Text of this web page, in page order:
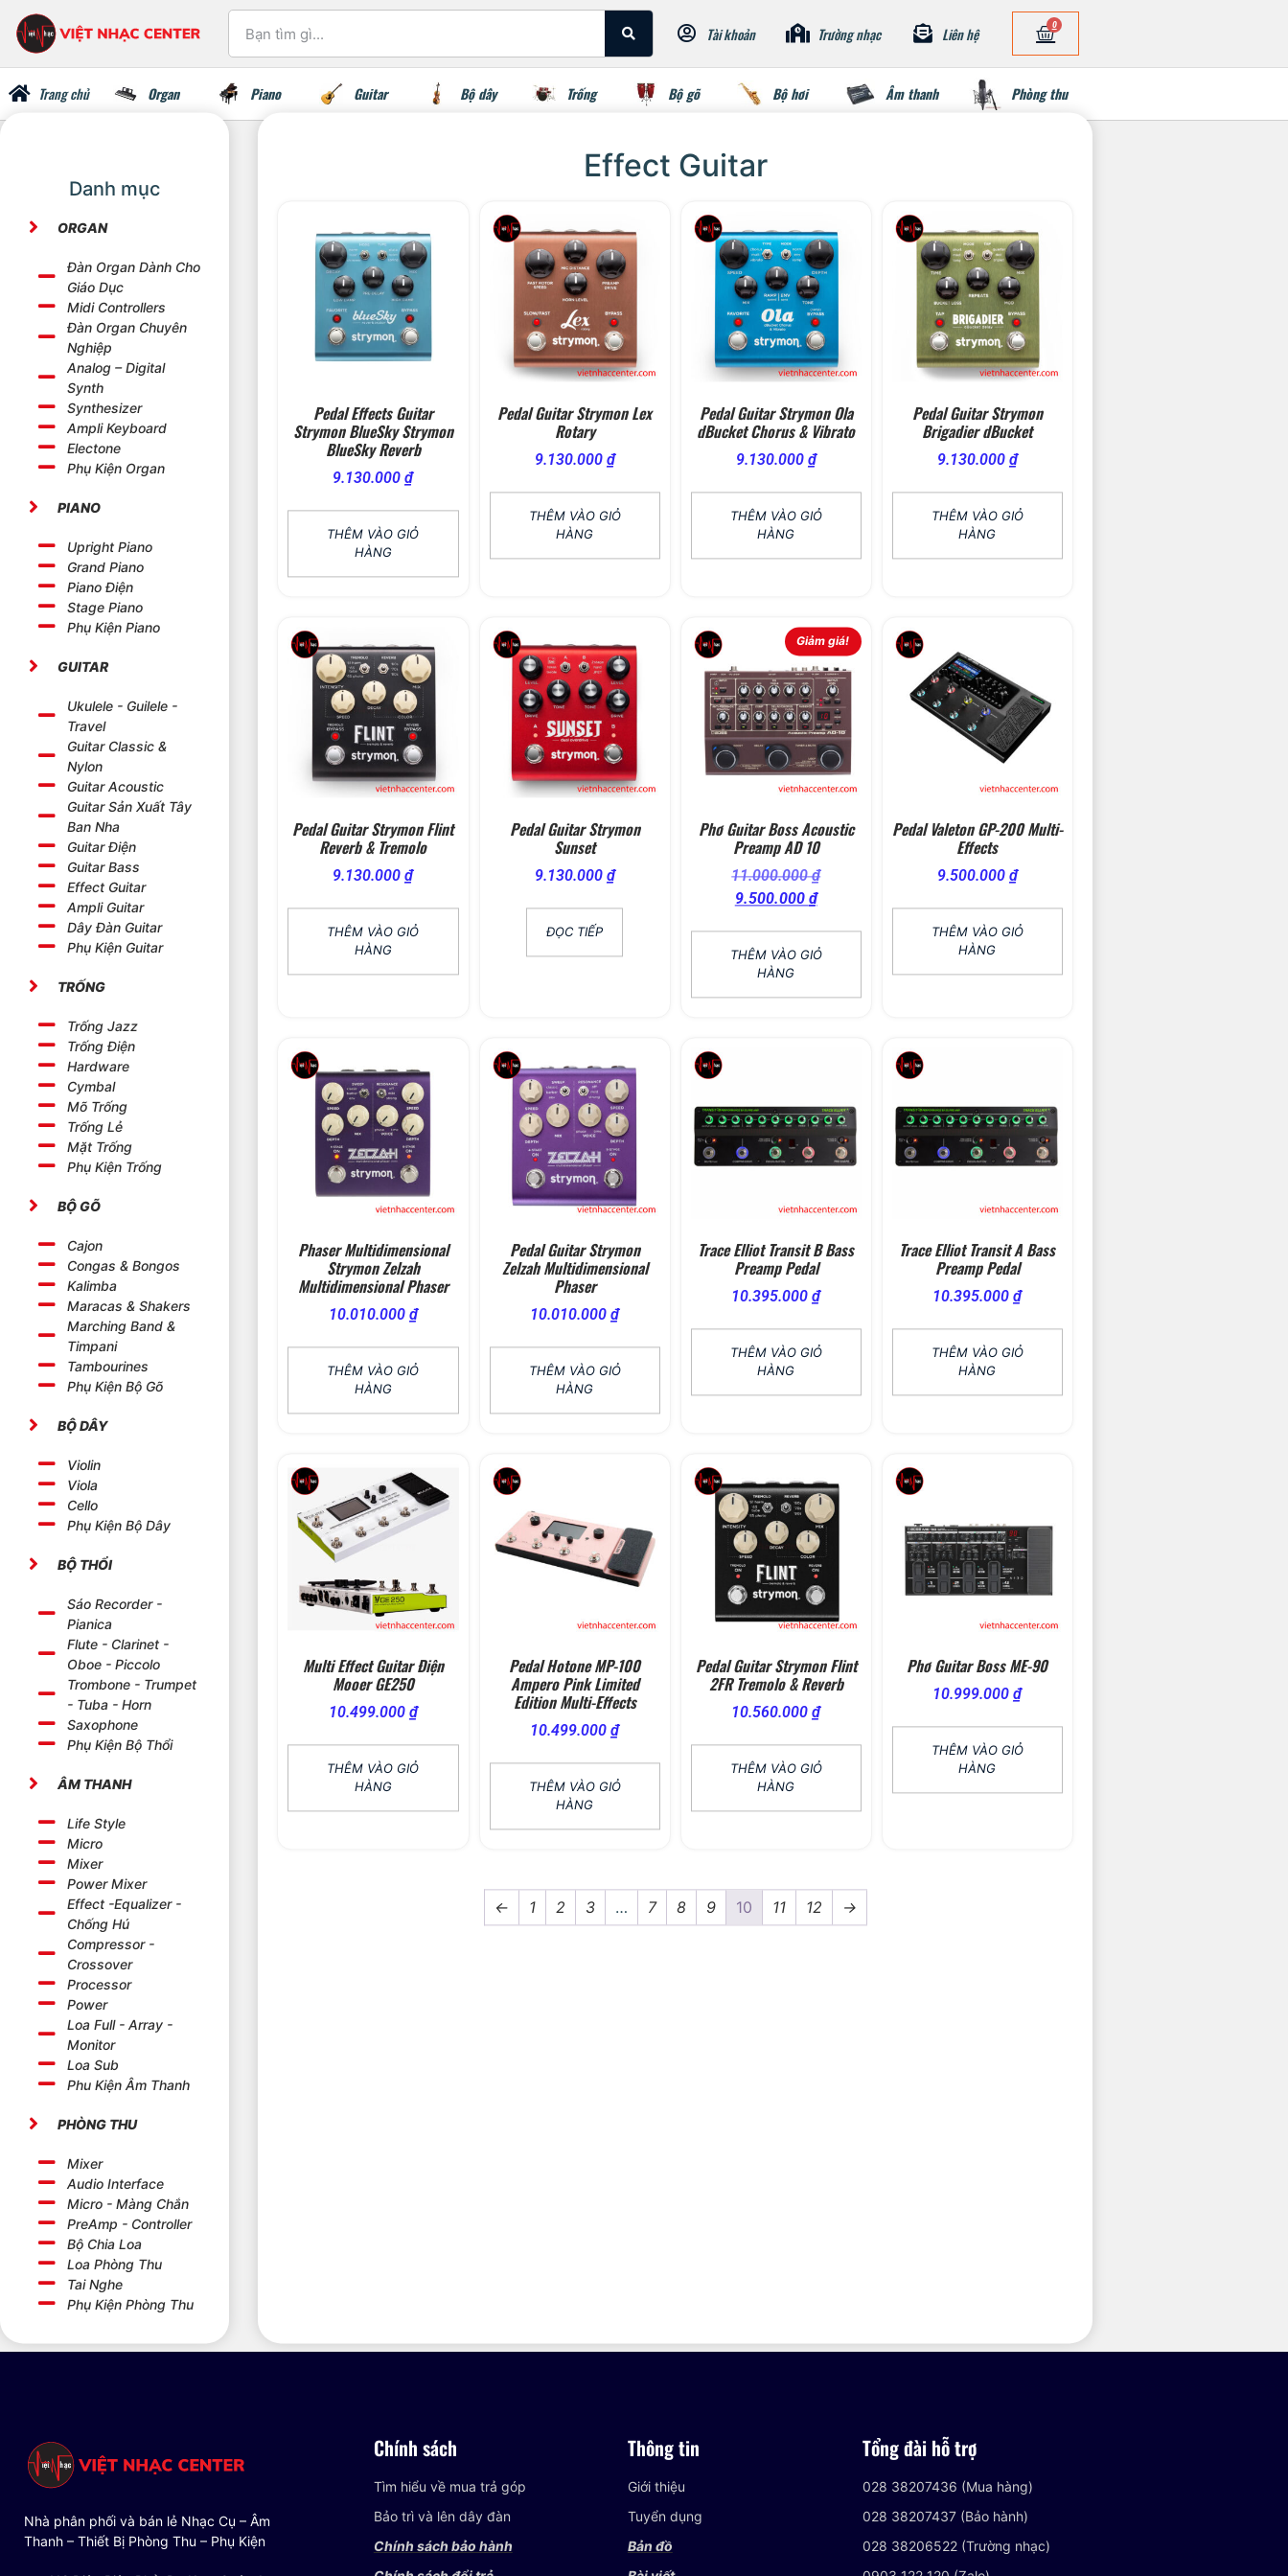
Tài khoản Trường nhạc Liên hệ 0
Trang chủ Organ Piano Guitar Bộ dây Trống Bộ gõ Bộ hơi Âm thanh Phòng thu
Danh mục
ORGAN
Đàn Organ Dành Cho
Giáo Dục
Midi Controllers
Đàn Organ Chuyên
Nghiệp
Analog – Digital
Synth
Synthesizer
Ampli Keyboard
Electone
Phụ Kiện Organ
PIANO
Upright Piano
Grand Piano
Piano Điện
Stage Piano
Phụ Kiện Piano
GUITAR
Ukulele - Guilele -
Travel
Guitar Classic &
Nylon
Guitar Acoustic
Guitar Sản Xuất Tây
Ban Nha
Guitar Điện
Guitar Bass
Effect Guitar
Ampli Guitar
Dây Đàn Guitar
Phụ Kiện Guitar
TRỐNG
Trống Jazz
Trống Điện
Hardware
Cymbal
Mõ Trống
Trống Lẻ
Mặt Trống
Phụ Kiện Trống
BỘ GÕ
Cajon
Congas & Bongos
Kalimba
Maracas & Shakers
Marching Band &
Timpani
Tambourines
Phụ Kiện Bộ Gõ
BỘ DÂY
Violin
Viola
Cello
Phụ Kiện Bộ Dây
BỘ THỔI
Sáo Recorder -
Pianica
Flute - Clarinet -
Oboe - Piccolo
Trombone - Trumpet
- Tuba - Horn
Saxophone
Phụ Kiện Bộ Thổi
ÂM THANH
Life Style
Micro
Mixer
Power Mixer
Effect -Equalizer -
Chống Hú
Compressor -
Crossover
Processor
Power
Loa Full - Array -
Monitor
Loa Sub
Phu Kiện Âm Thanh
PHÒNG THU
Mixer
Audio Interface
Micro - Màng Chắn
PreAmp - Controller
Bộ Chia Loa
Loa Phòng Thu
Tai Nghe
Phụ Kiện Phòng Thu
Effect Guitar
Pedal Effects Guitar
Strymon BlueSky Strymon
BlueSky Reverb
9.130.000₫
THÊM VÀO GIỎ
HÀNG
Pedal Guitar Strymon Lex
Rotary
9.130.000 ₫
THÊM VÀO GIỎ
HÀNG
Pedal Guitar Strymon Ola
dBucket Chorus & Vibrato
9.130.000 ₫
THÊM VÀO GIỎ
HÀNG
Pedal Guitar Strymon
Brigadier dBucket
9.130.000 ₫
THÊM VÀO GIỎ
HÀNG
Pedal Guitar Strymon Flint
Reverb & Tremolo
9.130.000₫
THÊM VÀO GIỎ
HÀNG
Pedal Guitar Strymon
Sunset
9.130.000 ₫
ĐỌC TIẾP
Giảm giá!
Phơ Guitar Boss Acoustic
Preamp AD 10
11.000.000₫
9.500.000 ₫
THÊM VÀO GIỎ
HÀNG
Pedal Valeton GP-200 Multi-
Effects
9.500.000 ₫
THÊM VÀO GIỎ
HÀNG
Phaser Multidimensional
Strymon Zelzah
Multidimensional Phaser
10.010.000 ₫
THÊM VÀO GIỎ
HÀNG
Pedal Guitar Strymon
Zelzah Multidimensional
Phaser
10.010.000₫
THÊM VÀO GIỎ
HÀNG
Trace Elliot Transit B Bass
Preamp Pedal
10.395.000₫
THÊM VÀO GIỎ
HÀNG
Trace Elliot Transit A Bass
Preamp Pedal
10.395.000₫
THÊM VÀO GIỎ
HÀNG
Multi Effect Guitar Điện
Mooer GE250
10.499.000 ₫
THÊM VÀO GIỎ
HÀNG
Pedal Hotone MP-100
Ampero Pink Limited
Edition Multi-Effects
10.499.000₫
THÊM VÀO GIỎ
HÀNG
Pedal Guitar Strymon Flint
2FR Tremolo & Reverb
10.560.000₫
THÊM VÀO GIỎ
HÀNG
Phơ Guitar Boss ME-90
10.999.000₫
THÊM VÀO GIỎ
HÀNG
← 1 2 3 … 7 8 9 10 11 12 →
Nhà phân phối và bán lẻ Nhạc Cụ – Âm
Thanh – Thiết Bị Phòng Thu – Phụ Kiện
Chính sách
Tìm hiểu về mua trả góp
Bảo trì và lên dây đàn
Chính sách bảo hành
Thông tin
Giới thiệu
Tuyển dụng
Bản đồ
Tổng đài hỗ trợ
028 38207436 (Mua hàng)
028 38207437 (Bảo hành)
028 38206522 (Trường nhạc)